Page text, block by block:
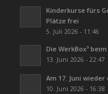
Kinderkurse fürs
Plätze frei
5. Juli 2026 - 11:46
Die WerkBox³
13. Juni 2026 - 22:47
Am 17. Juni
10. Juni 2026 - 16:38